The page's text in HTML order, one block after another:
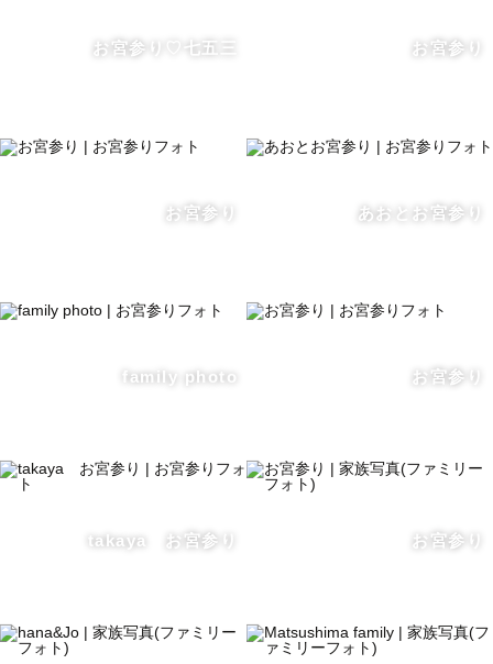
お宮参り♡七五三 お宮参り
お宮参り あおとお宮参り
family photo お宮参り
takaya お宮参り お宮参り